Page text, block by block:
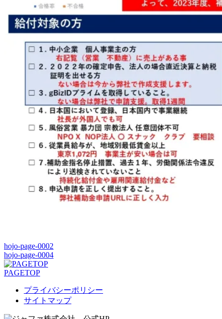
hojo-page-0002
hojo-page-0004
PAGETOP
プライバシーポリシー
サイトマップ